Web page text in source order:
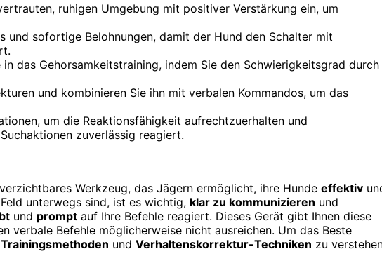
ruhigen Umgebung mit positiver Verstärkung ein, um
und sofortige Belohnungen, damit der Hund den Schalter mit
das Gehorsamkeitstraining, indem Sie den Schwierigkeitsgrad durch
und kombinieren Sie ihn mit verbalen Kommandos, um das
um die Reaktionsfähigkeit aufrechtzuerhalten und
zuverlässig reagiert.
Werkzeug, das Jägern ermöglicht, ihre Hunde effektiv
unterwegs sind, ist es wichtig, klar zu kommunizieren und
und prompt auf Ihre Befehle reagiert. Dieses Gerät gibt Ihnen diese
verbale Befehle möglicherweise nicht ausreichen. Um das Beste
und Verhaltenskorrektur-Techniken zu